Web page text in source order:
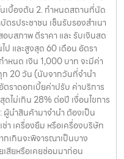
นเบื้องต้น 2. กำหนดสถานที่นัด
ตรประชาชน เซ็นรับรองสำเนา
บสภาพ ตีราคา และ รับเงินสด
ป และสูงสุด 60 เดือน อัตรา
หนด เงิน 1,000 บาท จะมีค่า
ก 20 วัน (นับจากวันที่จำนำ
ราดอกเบี้ยค่าปรับ ค่าบริการ
ไม่เกิน 28% ต่อปี เงื่อนไขการ
ผู้นำสินค้ามาจำนำ ต้องเป็น
ช่า เครื่องยืม หรือเครื่องบริษัท
กเกินจะพิจารณาเป็นบาง
เสียหรือเคยซ่อมมาก่อน